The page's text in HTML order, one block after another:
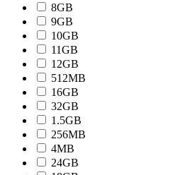
8GB
9GB
10GB
11GB
12GB
512MB
16GB
32GB
1.5GB
256MB
4MB
24GB